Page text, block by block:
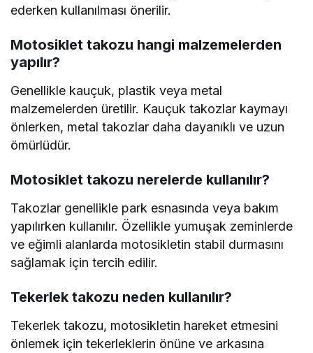
ederken kullanılması önerilir.
Motosiklet takozu hangi malzemelerden
yapılır?
Genellikle kauçuk, plastik veya metal
malzemelerden üretilir. Kauçuk takozlar kaymayı
önlerken, metal takozlar daha dayanıklı ve uzun
ömürlüdür.
Motosiklet takozu nerelerde kullanılır?
Takozlar genellikle park esnasında veya bakım
yapılırken kullanılır. Özellikle yumuşak zeminlerde
ve eğimli alanlarda motosikletin stabil durmasını
sağlamak için tercih edilir.
Tekerlek takozu neden kullanılır?
Tekerlek takozu, motosikletin hareket etmesini
önlemek için tekerleklerin önüne ve arkasına